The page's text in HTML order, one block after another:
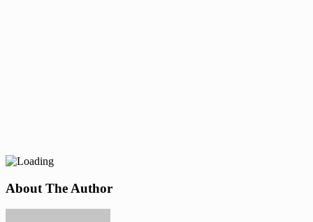
About The Author